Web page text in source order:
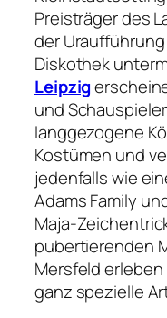
Preisträger des
der
Diskothek
Leipzig
und
langgezogene
Kostümen und
jedenfalls wie
Adams Family
Maja-
pubertierenden
Mersfeld
ganz spezielle